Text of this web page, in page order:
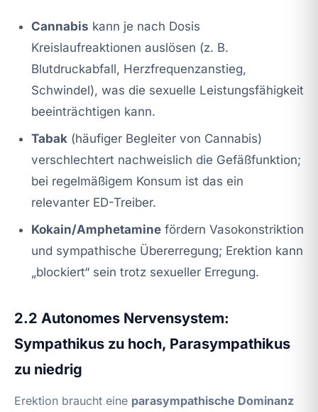
Cannabis kann je nach Dosis
Kreislaufreaktionen auslösen (z. B.
Blutdruckabfall, Herzfrequenzanstieg,
Schwindel), was die sexuelle Leistungsfähigkeit
beeinträchtigen kann.
Tabak (häufiger Begleiter von Cannabis)
verschlechtert nachweislich die Gefäßfunktion;
bei regelmäßigem Konsum ist das ein
relevanter ED-Treiber.
Kokain/Amphetamine fördern Vasokonstriktion
und sympathische Übererregung; Erektion kann
„blockiert“ sein trotz sexueller Erregung.
2.2 Autonomes Nervensystem:
Sympathikus zu hoch, Parasympathikus
zu niedrig
Erektion braucht eine parasympathische Dominanz